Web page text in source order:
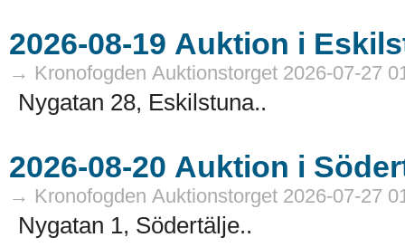
→ Kronofogden Auktionstorget 2026-07-27
Nygatan 28, Eskilstuna..
→ Kronofogden Auktionstorget 2026-07-27
Nygatan 1, Södertälje..